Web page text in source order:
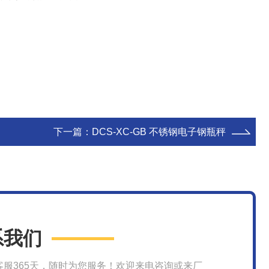
下一篇： DCS-XC-GB 不锈钢电子钢瓶秤
们
服365天，随时为您服务！欢迎来电咨询或来厂